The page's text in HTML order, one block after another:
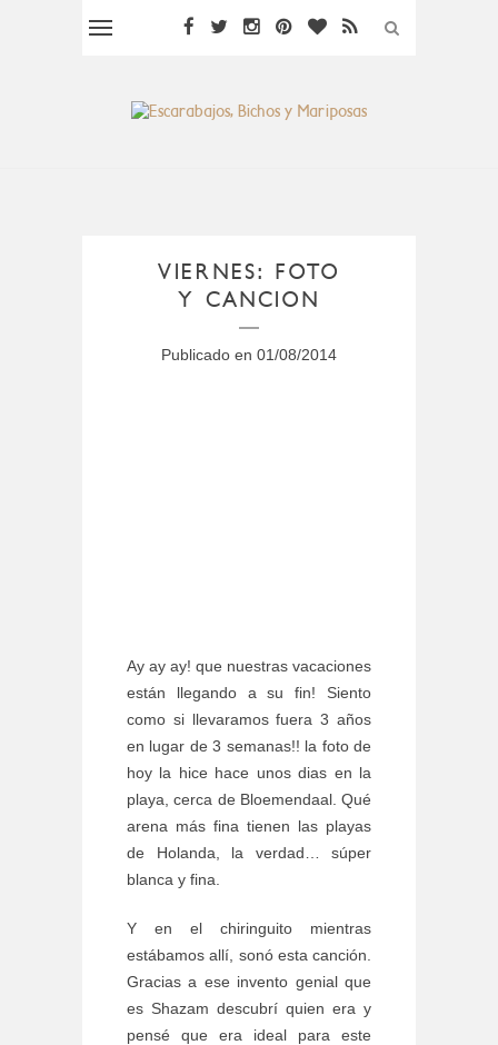
VIERNES: FOTO
Y CANCION
Publicado en 01/08/2014
Ay ay ay! que nuestras vacaciones
están llegando a su fin! Siento
como si llevaramos fuera 3 años
en lugar de 3 semanas!! la foto de
hoy la hice hace unos dias en la
playa, cerca de Bloemendaal. Qué
arena más fina tienen las playas
de Holanda, la verdad… súper
blanca y fina.
Y en el chiringuito mientras
estábamos allí, sonó esta canción.
Gracias a ese invento genial que
es Shazam descubrí quien era y
pensé que era ideal para este